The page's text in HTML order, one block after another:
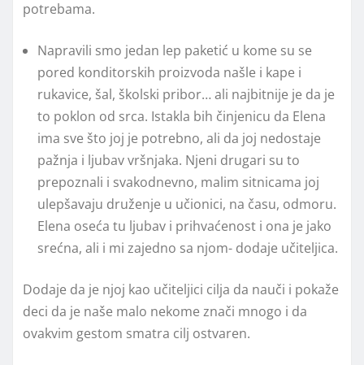
potrebama.
Napravili smo jedan lep paketić u kome su se
pored konditorskih proizvoda našle i kape i
rukavice, šal, školski pribor… ali najbitnije je da je
to poklon od srca. Istakla bih činjenicu da Elena
ima sve što joj je potrebno, ali da joj nedostaje
pažnja i ljubav vršnjaka. Njeni drugari su to
prepoznali i svakodnevno, malim sitnicama joj
ulepšavaju druženje u učionici, na času, odmoru.
Elena oseća tu ljubav i prihvaćenost i ona je jako
srećna, ali i mi zajedno sa njom- dodaje učiteljica.
Dodaje da je njoj kao učiteljici cilja da nauči i pokaže
deci da je naše malo nekome znači mnogo i da
ovakvim gestom smatra cilj ostvaren.